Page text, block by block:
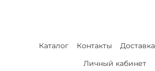
Каталог Контакты Доставка
Личный кабинет